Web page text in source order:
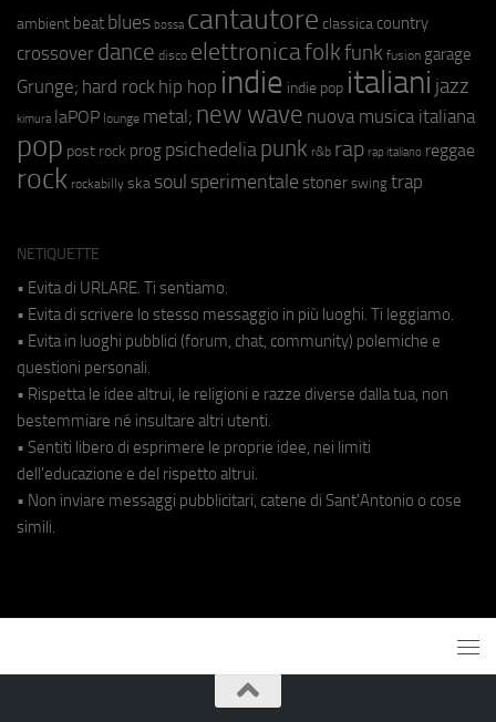
ambient beat blues bossa cantautore classica country
crossover dance disco elettronicafolkfunk fusion garage
Grunge; hard rock hip hop indie indie pop italiani jazz
kimura laPOP lounge metal; new wave nuova musica italiana
pop post rock prog psichedeliapunk r&b rap rap italiano reggae
rock rockabilly ska soul sperimentale stoner swing trap
NETIQUETTE
• Evita di URLARE. Ti sentiamo.
• Evita di scrivere lo stesso messaggio in più luoghi. Ti leggiamo.
• Evita in luoghi pubblici (forum, chat, community) polemiche e
questioni personali.
• Rispetta le idee altrui, le religioni e razze diverse dalla tua, non
bestemmiare né insultare altri utenti.
• Sentiti libero di esprimere le proprie idee, nei limiti
dell'educazione e del rispetto altrui.
• Non inviare messaggi pubblicitari, catene di Sant'Antonio o cose
simili.